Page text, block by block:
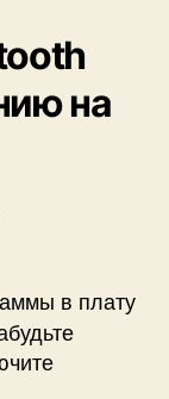
на
в плату